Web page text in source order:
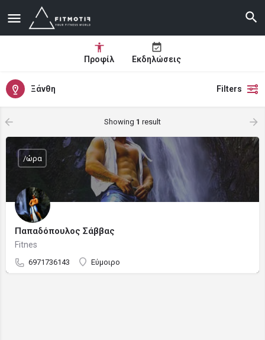
Προφίλ Εκδηλώσεις
Ξάνθη Filters
Showing 1 result
Παπαδόπουλος Σάββας
Fitnes
6971736143 Εύμοιρο
/ώρα